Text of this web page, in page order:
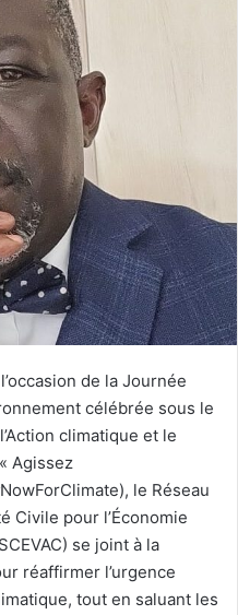
de la Journée
célébrée sous le
climatique et le
Agissez
le Réseau
Civile pour l’Économie
se joint à la
réaffirmer l’urgence
tout en saluant les